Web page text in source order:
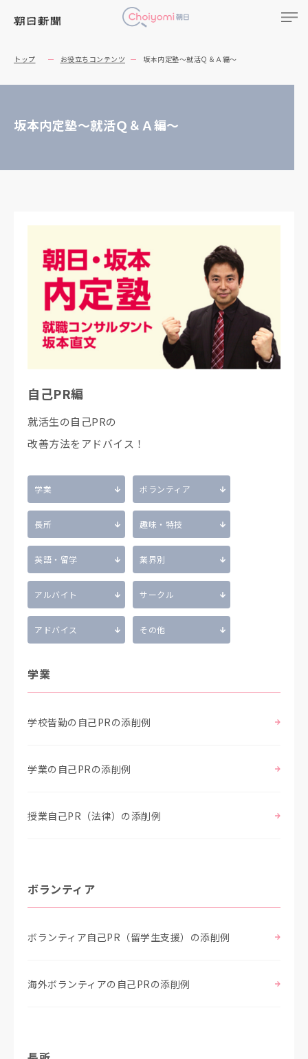
トップ お役立ちコンテンツ 坂本内定塾～就活Ｑ＆Ａ編～
坂本内定塾～就活Ｑ＆Ａ編～
自己PR編
就活生の自己PRの
改善方法をアドバイス！
学業 ボランティア
長所 趣味・特技
英語・留学 業界別
アルバイト サークル
アドバイス その他
学業
学校皆勤の自己PRの添削例
学業の自己PRの添削例
授業自己PR（法律）の添削例
ボランティア
ボランティア自己PR（留学生支援）の添削例
海外ボランティアの自己PRの添削例